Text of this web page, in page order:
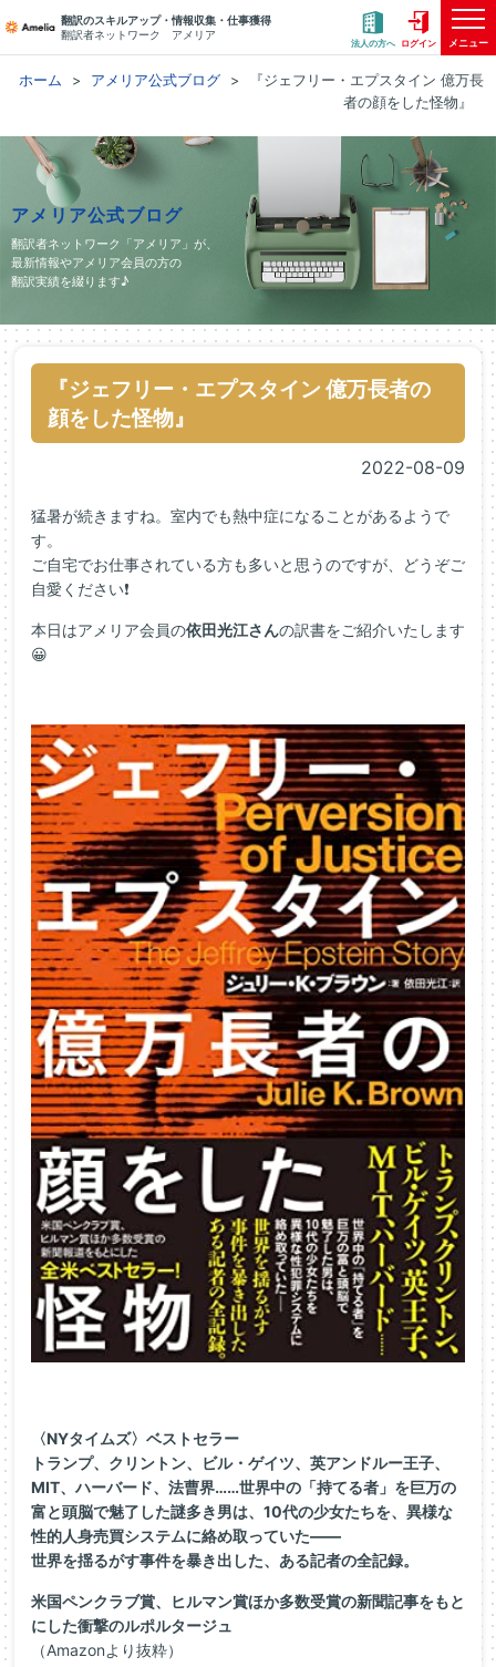
翻訳のスキルアップ・情報収集・仕事獲得
翻訳者ネットワーク アメリア
法人の方へ ログイン メニュー
ホーム アメリア公式ブログ
『ジェフリー・エプスタイン 億万長
者の顔をした怪物』
アメリア公式ブログ
翻訳者ネットワーク「アメリア」が、
最新情報やアメリア会員の方の
翻訳実績を綴ります♪
『ジェフリー・エプスタイン 億万長者の
顔をした怪物』
2022-08-09
猛暑が続きますね。室内でも熱中症になることがあるようで
す。
ご自宅でお仕事されている方も多いと思うのですが、どうぞご
自愛ください❗
本日はアメリア会員の依田光江さんの訳書をご紹介いたします
😀
〈NYタイムズ〉ベストセラー
トランプ、クリントン、ビル・ゲイツ、英アンドルー王子、
MIT、ハーバード、法曹界……世界中の「持てる者」を巨万の
富と頭脳で魅了した謎多き男は、10代の少女たちを、異様な
性的人身売買システムに絡め取っていた――
世界を揺るがす事件を暴き出した、ある記者の全記録。
米国ペンクラブ賞、ヒルマン賞ほか多数受賞の新聞記事をもと
にした衝撃のルポルタージュ
（Amazonより抜粋）